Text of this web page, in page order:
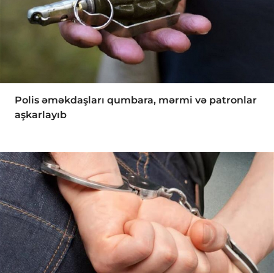
Polis əməkdaşları qumbara, mərmi və patronlar
aşkarlayıb